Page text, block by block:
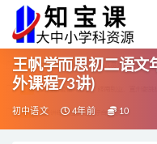
王帆学而思初二语文
外课程73讲)
初中语文 4年前 10
全部